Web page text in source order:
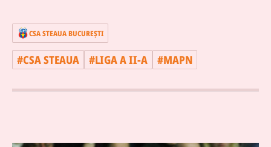
CSA STEAUA BUCUREŞTI
#CSA STEAUA #LIGA A II-A #MAPN